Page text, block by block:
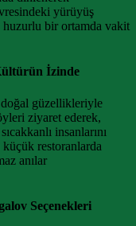
yürüyüş
huzurlu bir ortamda vakit
İzinde
doğal güzellikleriyle
ziyaret ederek,
insanlarını
restoranlarda
anılar
Seçenekleri